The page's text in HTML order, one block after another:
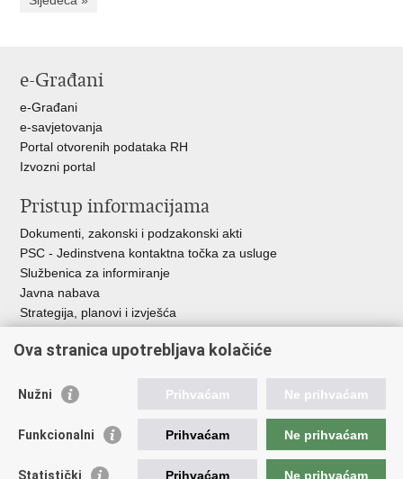
e-Građani
e-Građani
e-savjetovanja
Portal otvorenih podataka RH
Izvozni portal
Pristup informacijama
Dokumenti, zakonski i podzakonski akti
PSC - Jedinstvena kontaktna točka za usluge
Službenica za informiranje
Javna nabava
Strategija, planovi i izvješća
Korisne poveznice
Vlada RH
Ova stranica upotrebljava kolačiće
Nužni Prihvaćam Ne prihvaćam
Funkcionalni Prihvaćam Ne prihvaćam
Statistički Prihvaćam Ne prihvaćam